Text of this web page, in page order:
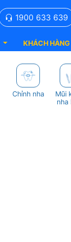
1900 633 639
KHÁCH HÀNG
Chỉnh nha
Mũi
nha